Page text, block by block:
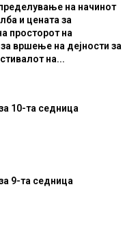
на начинот
и цената за
просторот на
вршење на дејности за
на...
10-та седница
9-та седница